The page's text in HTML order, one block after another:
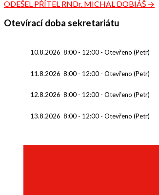
pro
příspěvek
ODEŠEL PŘÍTEL RNDr. MICHAL DOBIÁŠ →
Otevírací doba sekretariátu
10.8.2026 8:00 - 12:00 - Otevřeno (Petr)
11.8.2026 8:00 - 12:00 - Otevřeno (Petr)
12.8.2026 8:00 - 12:00 - Otevřeno (Petr)
13.8.2026 8:00 - 12:00 - Otevřeno (Petr)